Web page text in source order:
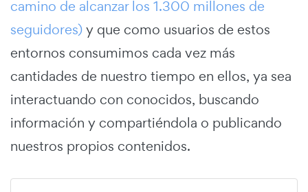
camino de alcanzar los 1.300 millones de
seguidores)y que como usuarios de estos
entornos consumimos cada vez más
cantidades de nuestro tiempo en ellos, ya sea
interactuando con conocidos, buscando
información y compartiéndola o publicando
nuestros propios contenidos.